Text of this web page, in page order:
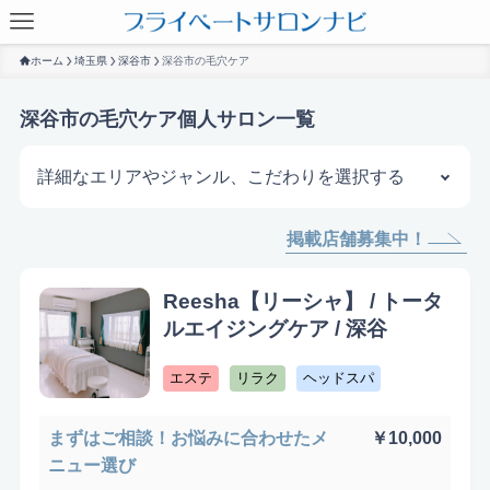
ホーム 埼玉県 深谷市 深谷市の毛穴ケア
深谷市の毛穴ケア個人サロン一覧
詳細なエリアやジャンル、こだわりを選択する
掲載店舗募集中！
Reesha【リーシャ】 / トータ
ルエイジングケア / 深谷
エステ リラク ヘッドスパ
まずはご相談！お悩みに合わせたメ
ニュー選び
￥10,000